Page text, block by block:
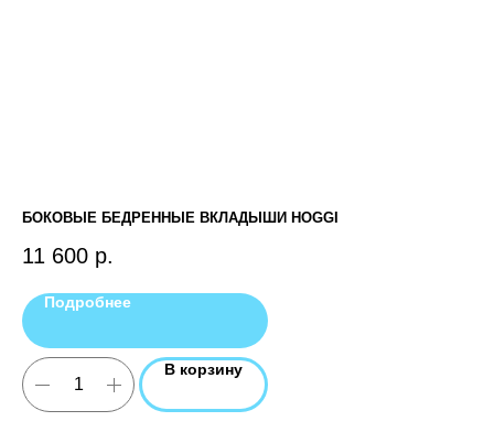
БОКОВЫЕ БЕДРЕННЫЕ ВКЛАДЫШИ HOGGI
11 600 р.
Подробнее
В корзину